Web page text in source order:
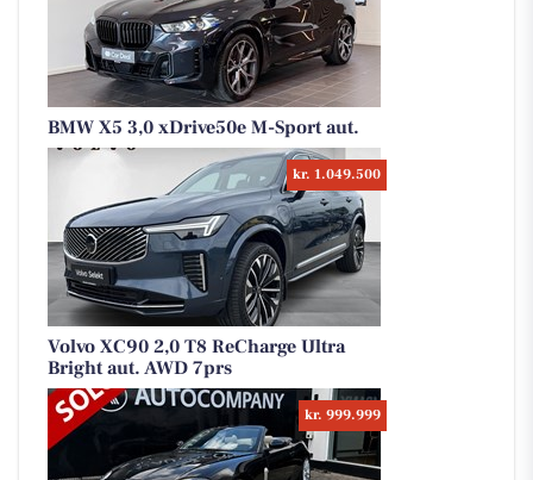
BMW X5 3,0 xDrive50e M-Sport aut.
kr. 1.049.500
Volvo XC90 2,0 T8 ReCharge Ultra
Bright aut. AWD 7prs
kr. 999.999